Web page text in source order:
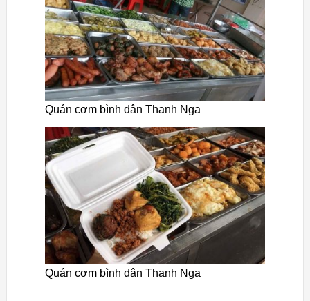
Quán cơm bình dân Thanh Nga
Quán cơm bình dân Thanh Nga